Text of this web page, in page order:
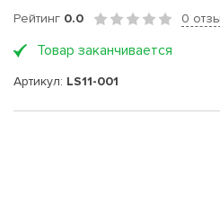
Рейтинг 0.0 0
Товар заканчивается
Артикул: LS11-001